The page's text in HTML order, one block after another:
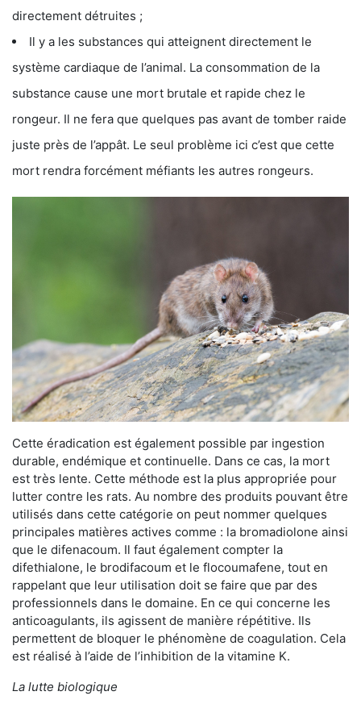
directement détruites ;
Il y a les substances qui atteignent directement le
système cardiaque de l’animal. La consommation de la
substance cause une mort brutale et rapide chez le
rongeur. Il ne fera que quelques pas avant de tomber raide
juste près de l’appât. Le seul problème ici c’est que cette
mort rendra forcément méfiants les autres rongeurs.
Cette éradication est également possible par ingestion
durable, endémique et continuelle. Dans ce cas, la mort
est très lente. Cette méthode est la plus appropriée pour
lutter contre les rats. Au nombre des produits pouvant être
utilisés dans cette catégorie on peut nommer quelques
principales matières actives comme : la bromadiolone ainsi
que le difenacoum. Il faut également compter la
difethialone, le brodifacoum et le flocoumafene, tout en
rappelant que leur utilisation doit se faire que par des
professionnels dans le domaine. En ce qui concerne les
anticoagulants, ils agissent de manière répétitive. Ils
permettent de bloquer le phénomène de coagulation. Cela
est réalisé à l’aide de l’inhibition de la vitamine K.
La lutte biologique